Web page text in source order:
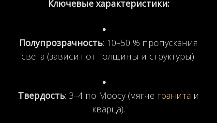
Ключевые характеристики:
Полупрозрачность: 10–50 % пропускания
света (зависит от толщины и структуры).
Твердость: 3–4 по Моосу (мягче гранита и
кварца).